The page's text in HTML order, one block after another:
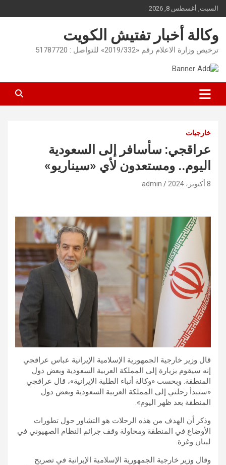
Skip
to
content
السبت, أغسطس 8, 2026
وكالة أخبار تفتيش الكويت
ترخيص وزارة الاعلام رقم «2019/332» للتواصل : 51787720
خارجيات
عراقجي: سأسافر إلى السعودية
اليوم.. ومستعدون لأي «سيناريو»
8 أكتوبر، 2024 admin
قال وزير خارجية الجمهورية الإسلامية الإيرانية عباس عراقجي
إنه سيقوم بزيارة إلى المملكة العربية السعودية وبعض دول
المنطقة. وبحسب «وكالة أنباء الطلبة الإيرانية»، قال عراقجي
«ستبدأ رحلتي إلى المملكة العربية السعودية وبعض دول
المنطقة بعد ظهر اليوم».
وذكر أن الهدف من هذه الرحلات هو التشاور حول تطورات
الأوضاع في المنطقة ومحاولة وقف جرائم النظام الصهيوني في
لبنان وغزة.
وقال وزير خارجية الجمهورية الإسلامية الإيرانية في تصريح